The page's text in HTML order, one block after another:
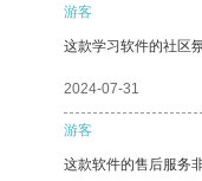
游客
这款学习软件的社区
2024-07-31
游客
这款软件的售后服务